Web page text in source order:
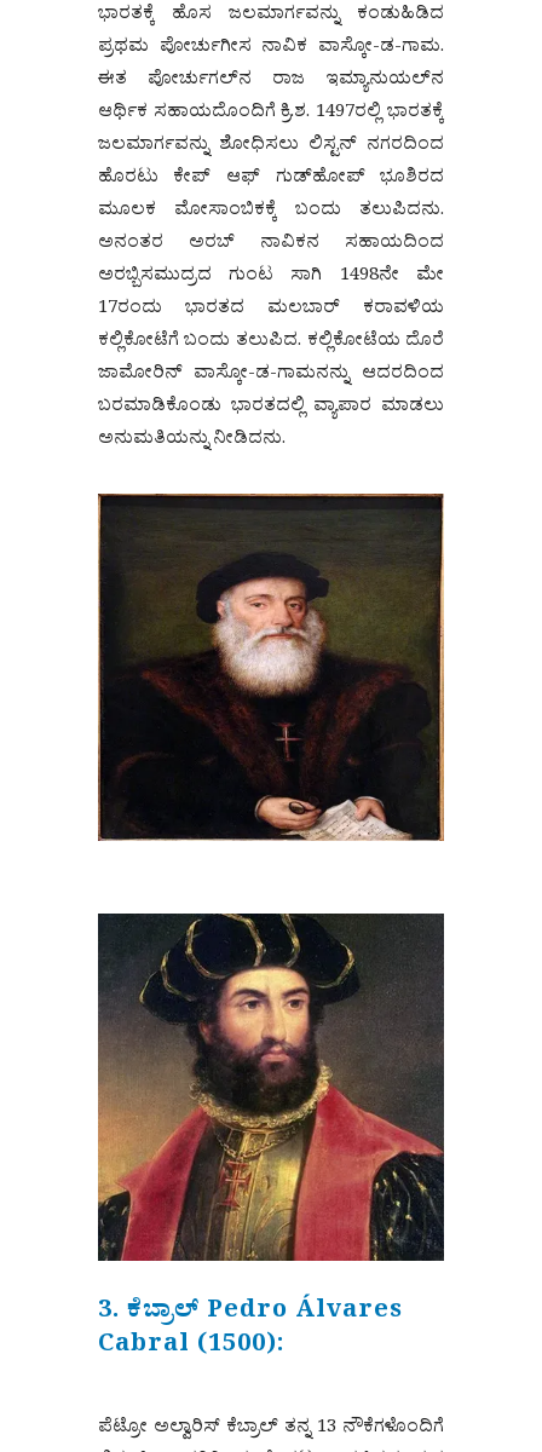
ಭಾರತಕ್ಕೆ ಹೊಸ ಜಲಮಾರ್ಗವನ್ನು ಕಂಡುಹಿಡಿದ
ಪ್ರಥಮ ಪೋರ್ಚುಗೀಸ ನಾವಿಕ ವಾಸ್ಕೋ-ಡ-ಗಾಮ.
ಈತ ಪೋರ್ಚುಗಲ್‌ನ ರಾಜ ಇಮ್ಯಾನುಯಲ್‌ನ
ಆರ್ಥಿಕ ಸಹಾಯದೊಂದಿಗೆ ಕ್ರಿ.ಶ. 1497ರಲ್ಲಿ ಭಾರತಕ್ಕೆ
ಜಲಮಾರ್ಗವನ್ನು ಶೋಧಿಸಲು ಲಿಸ್ಟನ್ ನಗರದಿಂದ
ಹೊರಟು ಕೇಪ್ ಆಫ್ ಗುಡ್‌ಹೋಪ್ ಭೂಶಿರದ
ಮೂಲಕ ಮೋಸಾಂಬಿಕಕ್ಕೆ ಬಂದು ತಲುಪಿದನು.
ಅನಂತರ ಅರಬ್ ನಾವಿಕನ ಸಹಾಯದಿಂದ
ಅರಬ್ಬಿಸಮುದ್ರದ ಗುಂಟ ಸಾಗಿ 1498ನೇ ಮೇ
17ರಂದು ಭಾರತದ ಮಲಬಾರ್ ಕರಾವಳಿಯ
ಕಲ್ಲಿಕೋಟೆಗೆ ಬಂದು ತಲುಪಿದ. ಕಲ್ಲಿಕೋಟೆಯ ದೊರೆ
ಜಾಮೋರಿನ್ ವಾಸ್ಕೋ-ಡ-ಗಾಮನನ್ನು ಆದರದಿಂದ
ಬರಮಾಡಿಕೊಂಡು ಭಾರತದಲ್ಲಿ ವ್ಯಾಪಾರ ಮಾಡಲು
ಅನುಮತಿಯನ್ನು ನೀಡಿದನು.
3. ಕೆಬ್ರಾಲ್ Pedro Álvares
Cabral (1500):
ಪೆಟ್ರೋ ಅಲ್ವಾರಿಸ್ ಕೆಬ್ರಾಲ್ ತನ್ನ 13 ನೌಕೆಗಳೊಂದಿಗೆ